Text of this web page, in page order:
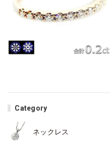
Category
ネックレス